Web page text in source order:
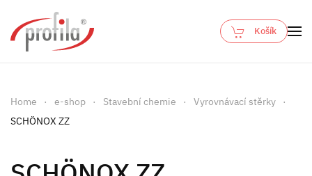
Skip to main content
Košík
Home e-shop Stavební chemie
Vyrovnávací stěrky
SCHÖNOX ZZ